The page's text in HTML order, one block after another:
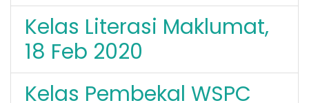
Kelas Literasi Maklumat,
18 Feb 2020
Kelas Pembekal WSPC